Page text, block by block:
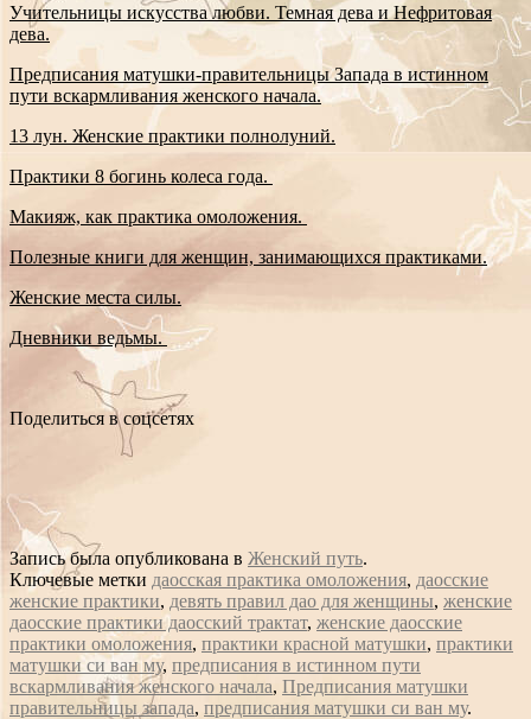
Учительницы искусства любви. Темная дева и Нефритовая
дева.
Предписания матушки-правительницы Запада в истинном
пути вскармливания женского начала.
13 лун. Женские практики полнолуний.
Практики 8 богинь колеса года.
Макияж, как практика омоложения.
Полезные книги для женщин, занимающихся практиками.
Женские места силы.
Дневники ведьмы.
Поделиться в соцсетях
Запись была опубликована в Женский путь.
Ключевые метки даосская практика омоложения, даосские
женские практики, девять правил дао для женщины, женские
даосские практики даосский трактат, женские даосские
практики омоложения, практики красной матушки, практики
матушки си ван му, предписания в истинном пути
вскармливания женского начала, Предписания матушки
правительницы запада, предписания матушки си ван му.